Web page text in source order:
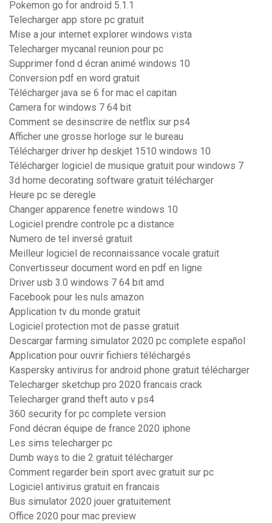
Pokemon go for android 5.1.1
Telecharger app store pc gratuit
Mise a jour internet explorer windows vista
Telecharger mycanal reunion pour pc
Supprimer fond d écran animé windows 10
Conversion pdf en word gratuit
Télécharger java se 6 for mac el capitan
Camera for windows 7 64 bit
Comment se desinscrire de netflix sur ps4
Afficher une grosse horloge sur le bureau
Télécharger driver hp deskjet 1510 windows 10
Télécharger logiciel de musique gratuit pour windows 7
3d home decorating software gratuit télécharger
Heure pc se deregle
Changer apparence fenetre windows 10
Logiciel prendre controle pc a distance
Numero de tel inversé gratuit
Meilleur logiciel de reconnaissance vocale gratuit
Convertisseur document word en pdf en ligne
Driver usb 3.0 windows 7 64 bit amd
Facebook pour les nuls amazon
Application tv du monde gratuit
Logiciel protection mot de passe gratuit
Descargar farming simulator 2020 pc complete español
Application pour ouvrir fichiers téléchargés
Kaspersky antivirus for android phone gratuit télécharger
Telecharger sketchup pro 2020 francais crack
Telecharger grand theft auto v ps4
360 security for pc complete version
Fond décran équipe de france 2020 iphone
Les sims telecharger pc
Dumb ways to die 2 gratuit télécharger
Comment regarder bein sport avec gratuit sur pc
Logiciel antivirus gratuit en francais
Bus simulator 2020 jouer gratuitement
Office 2020 pour mac preview